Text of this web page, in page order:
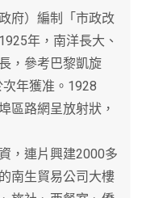
）編制「市政改
年，南洋長大、
，參考巴黎凱旋
年獲准。1928
區路網呈放射狀，
連片興建2000多
南生貿易公司大樓